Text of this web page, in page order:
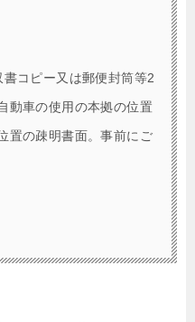
コピー又は郵便封筒等2
動車の使用の本拠の位置
置の疎明書面。事前にご